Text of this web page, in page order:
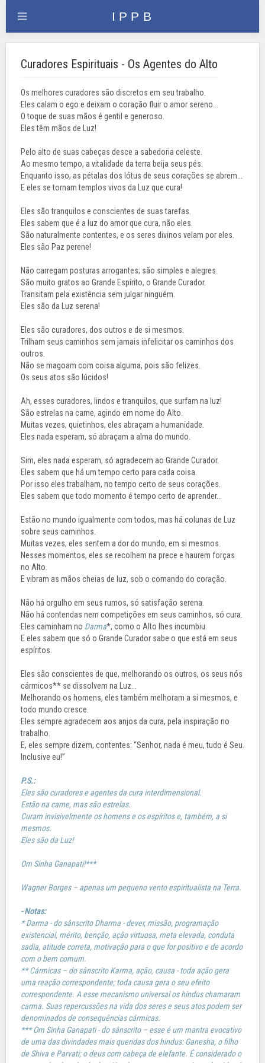
Curadores Espirituais - Os Agentes do Alto
Os melhores curadores são discretos em seu trabalho.
Eles calam o ego e deixam o coração fluir o amor sereno...
O toque de suas mãos é gentil e generoso.
Eles têm mãos de Luz!
Pelo alto de suas cabeças desce a sabedoria celeste.
Ao mesmo tempo, a vitalidade da terra beija seus pés.
Enquanto isso, as pétalas dos lótus de seus corações se abrem...
E eles se tornam templos vivos da Luz que cura!
Eles são tranquilos e conscientes de suas tarefas.
Eles sabem que é a luz do amor que cura, não eles.
São naturalmente contentes, e os seres divinos velam por eles.
Eles são Paz perene!
Não carregam posturas arrogantes; são simples e alegres.
São muito gratos ao Grande Espírito, o Grande Curador.
Transitam pela existência sem julgar ninguém.
Eles são da Luz serena!
Eles são curadores, dos outros e de si mesmos.
Trilham seus caminhos sem jamais infelicitar os caminhos dos
outros.
Não se magoam com coisa alguma, pois são felizes.
Os seus atos são lúcidos!
Ah, esses curadores, lindos e tranquilos, que surfam na luz!
São estrelas na carne, agindo em nome do Alto.
Muitas vezes, quietinhos, eles abraçam a humanidade.
Eles nada esperam, só abraçam a alma do mundo.
Sim, eles nada esperam, só agradecem ao Grande Curador.
Eles sabem que há um tempo certo para cada coisa.
Por isso eles trabalham, no tempo certo de seus corações.
Eles sabem que todo momento é tempo certo de aprender...
Estão no mundo igualmente com todos, mas há colunas de Luz
sobre seus caminhos.
Muitas vezes, eles sentem a dor do mundo, em si mesmos.
Nesses momentos, eles se recolhem na prece e haurem forças
no Alto.
E vibram as mãos cheias de luz, sob o comando do coração.
Não há orgulho em seus rumos, só satisfação serena.
Não há contendas nem competições em seus caminhos, só cura.
Eles caminham no Darma*, como o Alto lhes incumbiu.
E eles sabem que só o Grande Curador sabe o que está em seus
espíritos.
Eles são conscientes de que, melhorando os outros, os seus nós
cármicos** se dissolvem na Luz...
Melhorando os homens, eles também melhoram a si mesmos, e
todo mundo cresce.
Eles sempre agradecem aos anjos da cura, pela inspiração no
trabalho.
E, eles sempre dizem, contentes: “Senhor, nada é meu, tudo é Seu.
Inclusive eu!”
P.S.:
Eles são curadores e agentes da cura interdimensional.
Estão na carne, mas são estrelas.
Curam invisivelmente os homens e os espíritos e, também, a si
mesmos.
Eles são da Luz!
Om Sinha Ganapati!***
Wagner Borges – apenas um pequeno vento espiritualista na Terra.
- Notas:
* Darma - do sânscrito Dharma - dever, missão, programação
existencial, mérito, benção, ação virtuosa, meta elevada, conduta
sadia, atitude correta, motivação para o que for positivo e de acordo
com o bem comum.
** Cármicas – do sânscrito Karma, ação, causa - toda ação gera
uma reação correspondente; toda causa gera o seu efeito
correspondente. A esse mecanismo universal os hindus chamaram
carma. Suas repercussões na vida dos seres e seus atos podem ser
denominados de consequências cármicas.
*** Om Sinha Ganapati - do sânscrito – esse é um mantra evocativo
de uma das divindades mais queridas dos hindus: Ganesha, o filho
de Shiva e Parvati; o deus com cabeça de elefante. É considerado o